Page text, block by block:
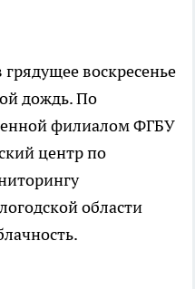
воскресенье
дождь. По
филиалом ФГБУ
центр по
области